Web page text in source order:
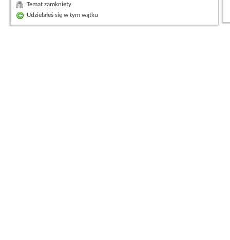
Temat zamknięty
Udzielałeś się w tym wątku